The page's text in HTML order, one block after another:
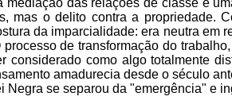
das relações de classe e
mas o delito contra a propriedade.
da imparcialidade: era neutra em
de transformação do
considerado como algo totalmente
amadurecia desde o século
Negra se separou da "emergência" e